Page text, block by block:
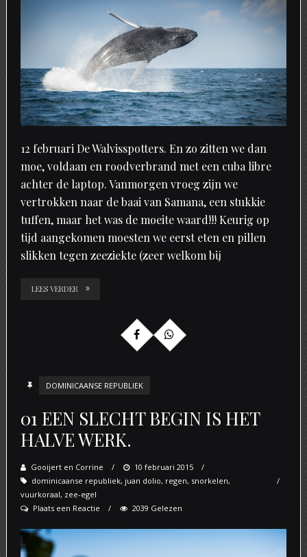
12 februari De Walvisspotters. En zo zitten we dan
moe, voldaan en roodverbrand met een cuba libre
achter de laptop. Vanmorgen vroeg zijn we
vertrokken naar de baai van Samana, een stukkie
tuffen, maar het was de moeite waard!!! Keurig op
tijd aangekomen moesten we eerst eten en pillen
slikken tegen zeeziekte (zeer welkom bij
LEES VERDER
DOMINICAANSE REPUBLIEK
01 EEN SLECHT BEGIN IS HET
HALVE WERK.
Gooijert en Corrine
Posted
on
10 februari 2015
dominicaanse republiek, juan dolio, regen, snorkelen,
vuurkoraal, zee-egel
Plaats een Reactie
2039 Gelezen